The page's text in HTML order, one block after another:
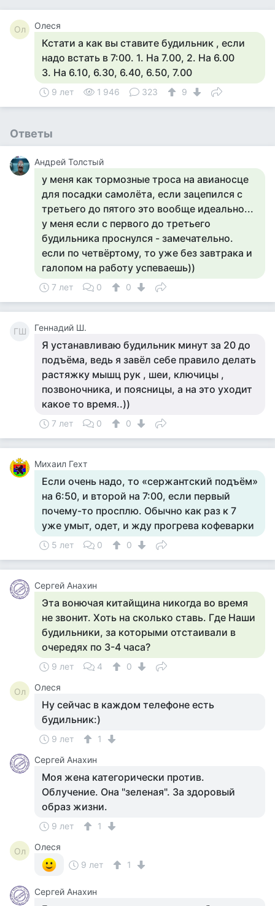
Ол Олеся
Кстати а как вы ставите будильник , если
надо встать в 7:00. 1. На 7.00, 2. На 6.00
3. На 6.10, 6.30, 6.40, 6.50, 7.00
9 лет 1 946 323 9
Ответы
Андрей Толстый
у меня как тормозные троса на авианосце
для посадки самолёта, если зацепился с
третьего до пятого это вообще идеально...
у меня если с первого до третьего
будильника проснулся - замечательно.
если по четвёртому, то уже без завтрака и
галопом на работу успеваешь))
7 лет 0 0
ГШ Геннадий Ш.
Я устанавливаю будильник минут за 20 до
подъёма, ведь я завёл себе правило делать
растяжку мышц рук , шеи, ключицы ,
позвоночника, и поясницы, а на это уходит
какое то время..))
7 лет 0 0
Михаил Гехт
Если очень надо, то «сержантский подъём»
на 6:50, и второй на 7:00, если первый
почему-то просплю. Обычно как раз к 7
уже умыт, одет, и жду прогрева кофеварки
5 лет 0 0
Сергей Анахин
Эта вонючая китайщина никогда во время
не звонит. Хоть на сколько ставь. Где Наши
будильники, за которыми отстаивали в
очередях по 3-4 часа?
9 лет 4 0
Ол Олеся
Ну сейчас в каждом телефоне есть
будильник:)
9 лет
1
Сергей Анахин
Моя жена категорически против.
Облучение. Она "зеленая". За здоровый
образ жизни.
9 лет 1
Ол
Олеся
9 лет
1
Сергей Анахин